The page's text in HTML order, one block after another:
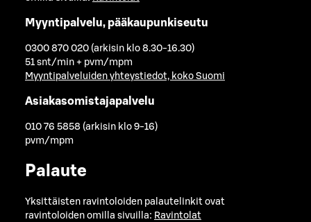
Myyntipalvelu, pääkaupunkiseutu
0300 870 020 (arkisin klo 8.30-16.30)
51 snt/min + pvm/mpm
Myyntipalveluiden yhteystiedot, koko Suomi
Asiakasomistajapalvelu
010 76 5858 (arkisin klo 9-16)
pvm/mpm
Palaute
Yksittäisten ravintoloiden palautelinkit ovat
ravintoloiden omilla sivuilla: Ravintolat